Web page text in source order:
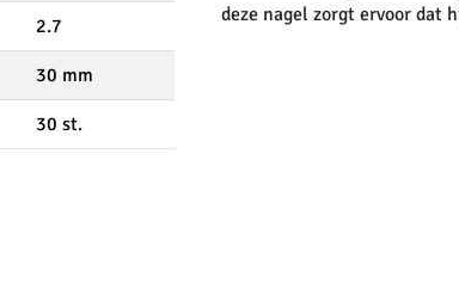
2.7
30 mm
30 st.
deze nagel zorgt ervoor dat